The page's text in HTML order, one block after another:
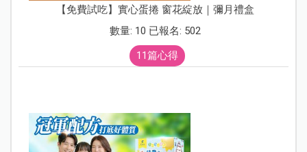
【免費試吃】實心蛋捲 窗花綻放｜彌月禮盒
數量: 10 已報名: 502
11篇心得